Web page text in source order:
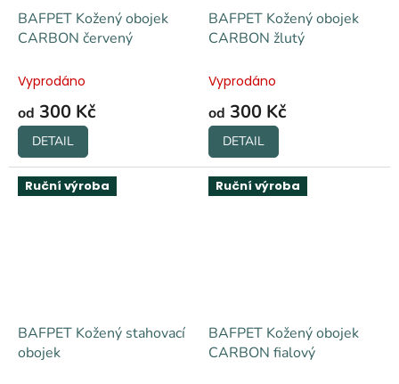
BAFPET Kožený obojek
CARBON červený
Vyprodáno
od 300 Kč
DETAIL
BAFPET Kožený obojek
CARBON žlutý
Vyprodáno
od 300 Kč
DETAIL
Ruční výroba
BAFPET Kožený stahovací
obojek
Ruční výroba
BAFPET Kožený obojek
CARBON fialový